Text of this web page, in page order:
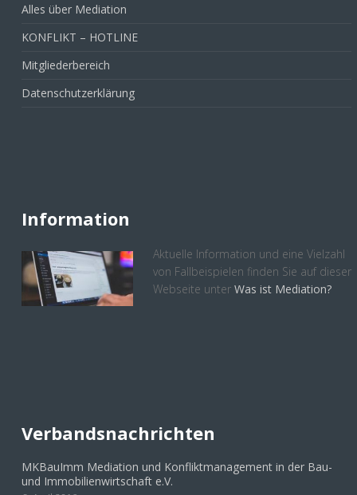
Alles über Mediation
KONFLIKT – HOTLINE
Mitgliederbereich
Datenschutzerklärung
Information
Aktuelle Information und eine Vielzahl
von Fallbeispielen finden Sie auf dieser
Webseite unter Was ist Mediation?
Verbandsnachrichten
MKBauImm Mediation und Konfliktmanagement in der Bau-
und Immobilienwirtschaft e.V.